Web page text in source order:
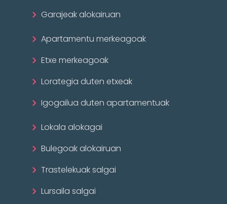
Garajeak alokairuan
Apartamentu merkeagoak
Etxe merkeagoak
Lorategia duten etxeak
Igogailua duten apartamentuak
Lokala alokagai
Bulegoak alokairuan
Trastelekuak salgai
Lursaila salgai